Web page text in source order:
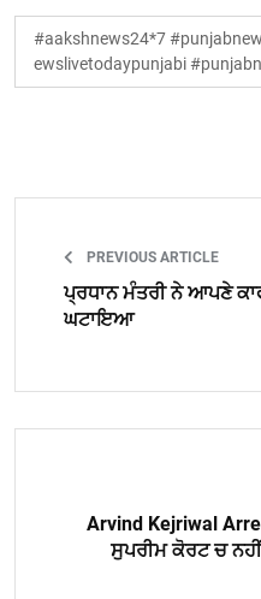
#aakshnews24*7
ewslivetodaypunjabi
PREVIOUS ARTICLE
ਪ੍ਰਧਾਨ ਮੰਤਰੀ ਨੇ ਆਪਣੇ
ਘਟਾਇਆ
Arvind Kejriwal
ਸੁਪਰੀਮ ਕੋਰਟ ਚ